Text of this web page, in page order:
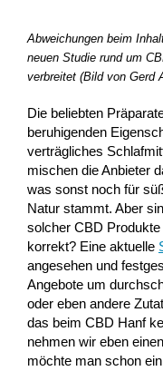
Abweichungen beim
neuen Studie rund um
verbreitet (Bild von Gerd
Die beliebten
beruhigenden
verträgliches
mischen die Anbieter
was sonst noch für
Natur stammt. Aber
solcher CBD
korrekt? Eine aktuelle
angesehen und
Angebote um
oder eben andere
das beim CBD Hanf
nehmen wir eben
möchte man schon